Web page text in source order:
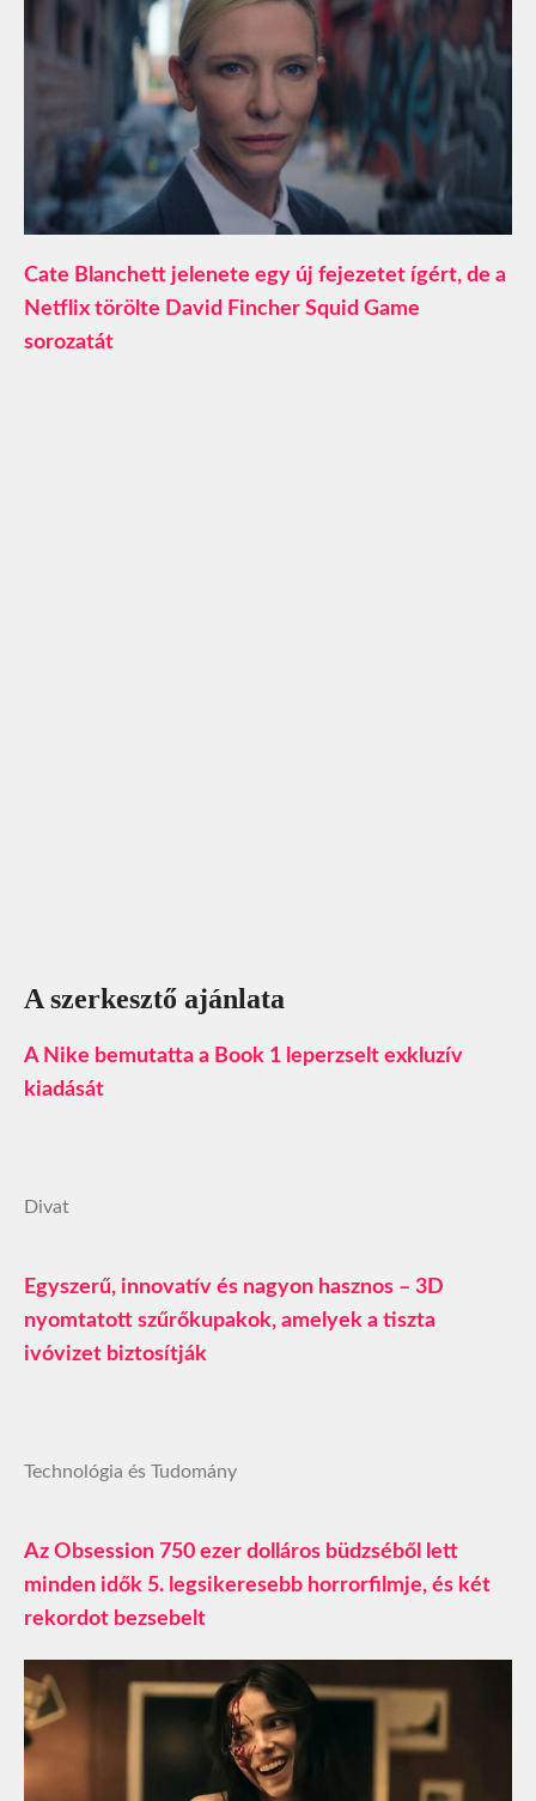
Cate Blanchett jelenete egy új fejezetet ígért, de a
Netflix törölte David Fincher Squid Game
sorozatát
A szerkesztő ajánlata
A Nike bemutatta a Book 1 leperzselt exkluzív
kiadását
Divat
Egyszerű, innovatív és nagyon hasznos – 3D
nyomtatott szűrőkupakok, amelyek a tiszta
ivóvizet biztosítják
Technológia és Tudomány
Az Obsession 750 ezer dolláros büdzséből lett
minden idők 5. legsikeresebb horrorfilmje, és két
rekordot bezsebelt